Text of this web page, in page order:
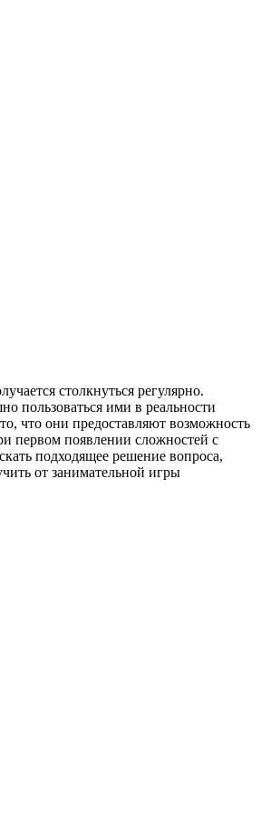
столкнуться регулярно.
пользоваться ими в реальности
что они предоставляют возможность
первом появлении сложностей с
подходящее решение вопроса,
от занимательной игры